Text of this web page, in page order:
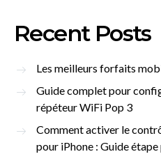
Recent Posts
Les meilleurs forfaits
Guide complet pour
répéteur WiFi Pop 3
Comment activer le
pour iPhone : Guide